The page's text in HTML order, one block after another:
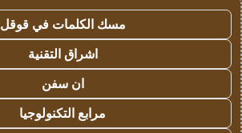
مسك الكلمات في قوقل
اشراق التقنية
ان سفن
مرابع التكنولوجيا